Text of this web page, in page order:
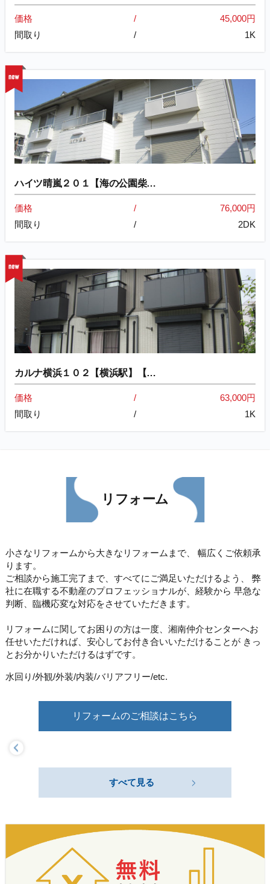
価格
45,000円
間取り
1K
ハイツ晴嵐２０１【海の公園柴…
価格
76,000円
間取り
2DK
カルナ横浜１０２【横浜駅】【…
価格
63,000円
間取り
1K
リフォーム
小さなリフォームから大きなリフォームまで、
幅広くご依頼承
ります。
ご相談から施工完了まで、すべてにご満足いただけるよう、
弊
社に在職する不動産のプロフェッショナルが、経験から 早急な
判断、臨機応変な対応をさせていただきます。
リフォームに関してお困りの方は一度、湘南仲介センターへお
任せいただければ、安心してお付き合いいただけることがきっ
とお分かりいただけるはずです。
水回り/外観/外装/内装/バリアフリー/etc.
リフォームのご相談はこちら
すべて見る